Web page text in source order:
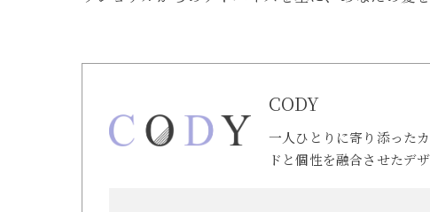
CODY
一人ひとりに寄り添った
ドと個性を融合させたデ